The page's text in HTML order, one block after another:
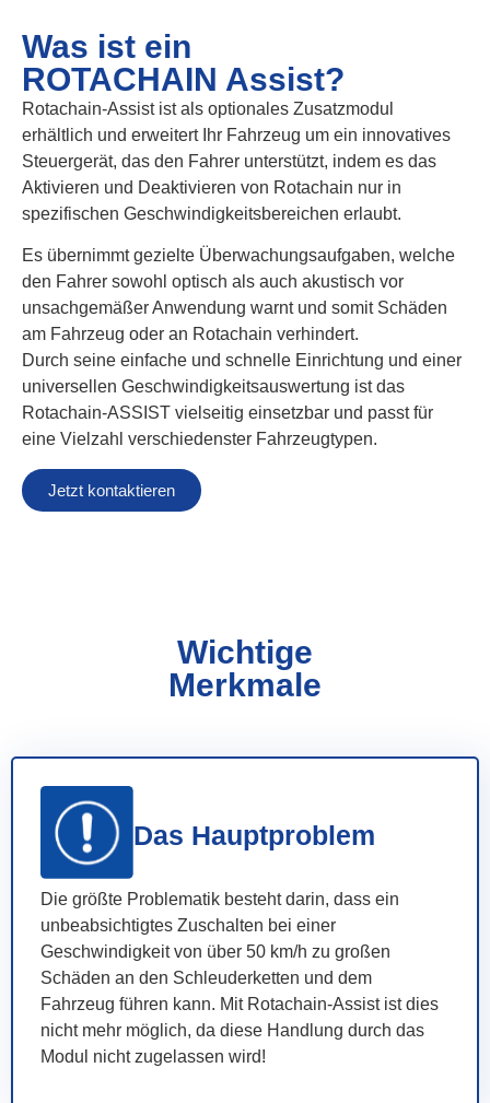
Was ist ein
ROTACHAIN Assist?
Rotachain-Assist ist als optionales Zusatzmodul
erhältlich und erweitert Ihr Fahrzeug um ein innovatives
Steuergerät, das den Fahrer unterstützt, indem es das
Aktivieren und Deaktivieren von Rotachain nur in
spezifischen Geschwindigkeitsbereichen erlaubt.
Es übernimmt gezielte Überwachungsaufgaben, welche
den Fahrer sowohl optisch als auch akustisch vor
unsachgemäßer Anwendung warnt und somit Schäden
am Fahrzeug oder an Rotachain verhindert.
Durch seine einfache und schnelle Einrichtung und einer
universellen Geschwindigkeitsauswertung ist das
Rotachain-ASSIST vielseitig einsetzbar und passt für
eine Vielzahl verschiedenster Fahrzeugtypen.
Jetzt kontaktieren
Wichtige
Merkmale
Das Hauptproblem
Die größte Problematik besteht darin, dass ein
unbeabsichtigtes Zuschalten bei einer
Geschwindigkeit von über 50 km/h zu großen
Schäden an den Schleuderketten und dem
Fahrzeug führen kann. Mit Rotachain-Assist ist dies
nicht mehr möglich, da diese Handlung durch das
Modul nicht zugelassen wird!